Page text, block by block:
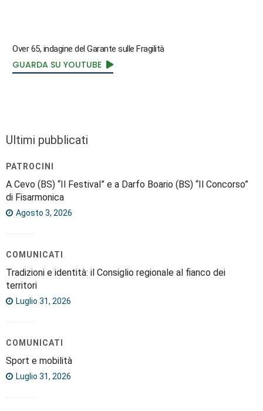
Over 65, indagine del Garante sulle Fragilità
GUARDA SU YOUTUBE
Ultimi pubblicati
PATROCINI
A Cevo (BS) “Il Festival” e a Darfo Boario (BS) “Il Concorso”
di Fisarmonica
Agosto 3, 2026
COMUNICATI
Tradizioni e identità: il Consiglio regionale al fianco dei
territori
Luglio 31, 2026
COMUNICATI
Sport e mobilità
Luglio 31, 2026